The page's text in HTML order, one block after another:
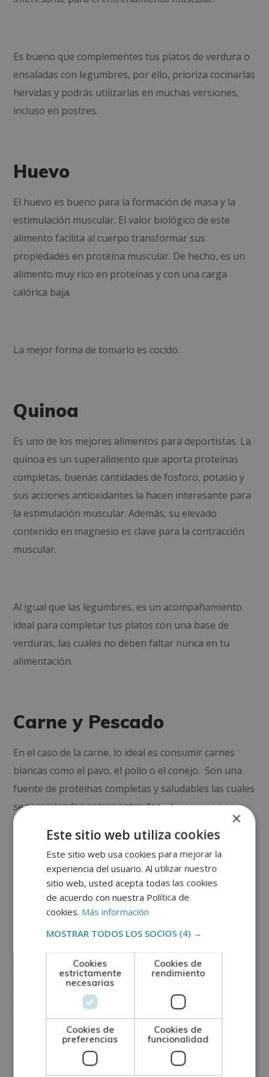
Es bueno que complementes tus platos de verdura o
ensaladas con legumbres, por ello, prioriza cocinarlas
hervidas y podrás utilizarlas en muchas versiones,
incluso en postres.
Huevo
El huevo es bueno para la formación de masa y la
estimulación muscular. El valor biológico de este
alimento facilita al cuerpo transformar sus
propiedades en proteína muscular. De hecho, es un
alimento muy rico en proteínas y con una carga
calórica baja.
La mejor forma de tomarlo es cocido.
Quinoa
Es uno de los mejores alimentos para deportistas. La
quinoa es un superalimento que aporta proteínas
completas, buenas cantidades de fosforo, potasio y
sus acciones antioxidantes la hacen interesante para
la estimulación muscular. Además, su elevado
contenido en magnesio es clave para la contracción
muscular.
Al igual que las legumbres, es un acompañamiento
ideal para completar tus platos con una base de
verduras, las cuales no deben faltar nunca en tu
alimentación.
Carne y Pescado
En el caso de la carne, lo ideal es consumir carnes
blancas como el pavo, el pollo o el conejo. Son una
fuente de proteínas completas y saludables las cuales
se recomiendan comer entre dos y tres veces por
semana, combinadas con el resto de los alimentos
como las legumbres y las verduras. ¿Y la carne roja?
No hay que eliminarla, aunque, se aconseja una vez
por semana.
El pescado es una rica fuente de proteínas de alto
valor biológico, interesante porque contiene
aminoácidos esenciales y es de fácil digestión. En ese
caso, los pescados azules como las sardinas, la
caballa, el salmón, el atún o la trucha son de los
×
Este sitio web utiliza cookies
Este sitio web usa cookies para mejorar la
experiencia del usuario. Al utilizar nuestro
sitio web, usted acepta todas las cookies
de acuerdo con nuestra Política de
cookies. Más información
MOSTRAR TODOS LOS SOCIOS (4) →
Cookies
estrictamente
necesarias
Cookies de
rendimiento
Cookies de
preferencias
Cookies de
funcionalidad